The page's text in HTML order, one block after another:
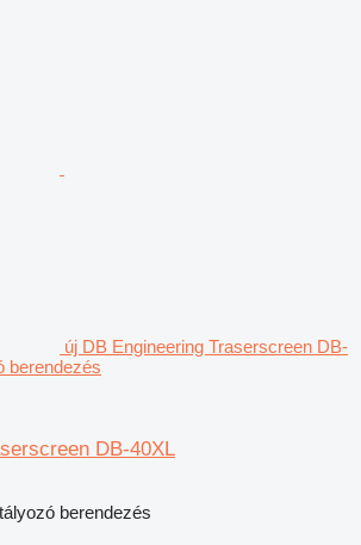
új DB Engineering Traserscreen DB-
berendezés
DB-40XL
berendezés